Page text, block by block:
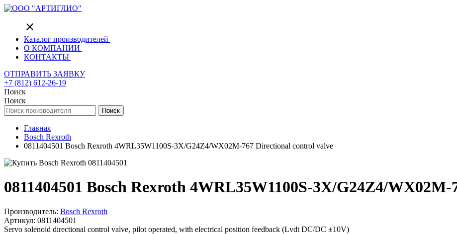
close
Каталог производителей
О КОМПАНИИ
КОНТАКТЫ
ОТПРАВИТЬ ЗАЯВКУ
+7 (812) 612-26-19
Поиск
Поиск
Поиск
Главная
Bosch Rexroth
0811404501 Bosch Rexroth 4WRL35W1100S-3X/G24Z4/WX02M-767 Directional control valve
0811404501 Bosch Rexroth 4WRL35W1100S-3X/G24Z4/
Производитель: Bosch Rexroth
Артикул: 0811404501
Servo solenoid directional control valve, pilot operated, with electrical position feedback (Lvdt DC/DC ±10V)